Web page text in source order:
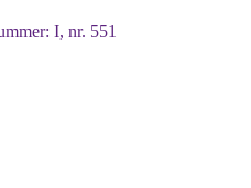
I, nr. 551